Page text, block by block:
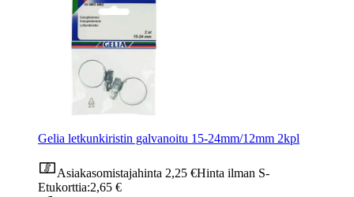
Gelia letkunkiristin galvanoitu 15-24mm/12mm 2kpl
Asiakasomistajahinta 2,25 €Hinta ilman S-
Etukorttia:2,65 €